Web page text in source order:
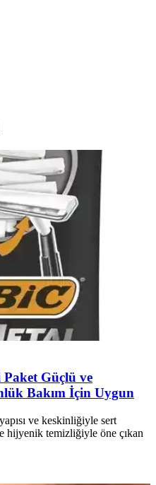
Paket Güçlü ve
Bakım İçin Uygun
ve keskinliğiyle sert
hijyenik temizliğiyle öne çıkan